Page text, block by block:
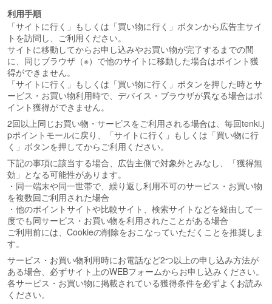
利用手順
「サイトに行く」もしくは「買い物に行く」ボタンから広告主サイ
トを訪問し、ご利用ください。
サイトに移動してからお申し込みやお買い物が完了するまでの間
に、同じブラウザ（※）で他のサイトに移動した場合はポイント獲
得ができません。
「サイトに行く」もしくは「買い物に行く」ボタンを押した時とサ
ービス・お買い物利用時で、デバイス・ブラウザが異なる場合はポ
イント獲得ができません。
2回以上同じお買い物・サービスをご利用される場合は、毎回tenki.j
pポイントモールに戻り、「サイトに行く」もしくは「買い物に行
く」ボタンを押してからご利用ください。
下記の事項に該当する場合、広告主側で対象外とみなし、「獲得無
効」となる可能性があります。
・同一端末や同一世帯で、繰り返し利用不可のサービス・お買い物
を複数回ご利用された場合
・他のポイントサイトや比較サイト、検索サイトなどを経由して一
度でも同サービス・お買い物を利用されたことがある場合
ご利用前には、Cookieの削除をおこなっていただくことを推奨しま
す。
サービス・お買い物利用時にお電話など2つ以上の申し込み方法が
ある場合、必ずサイト上のWEBフォームからお申し込みください。
各サービス・お買い物に掲載されている獲得条件を必ずよくお読み
ください。